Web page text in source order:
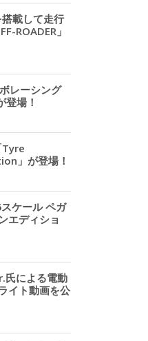
搭載して走行
ROADER」
レーシング
登場！
Tyre
」が登場！
ケール ペガ
エディショ
氏による電動
イト動画を公